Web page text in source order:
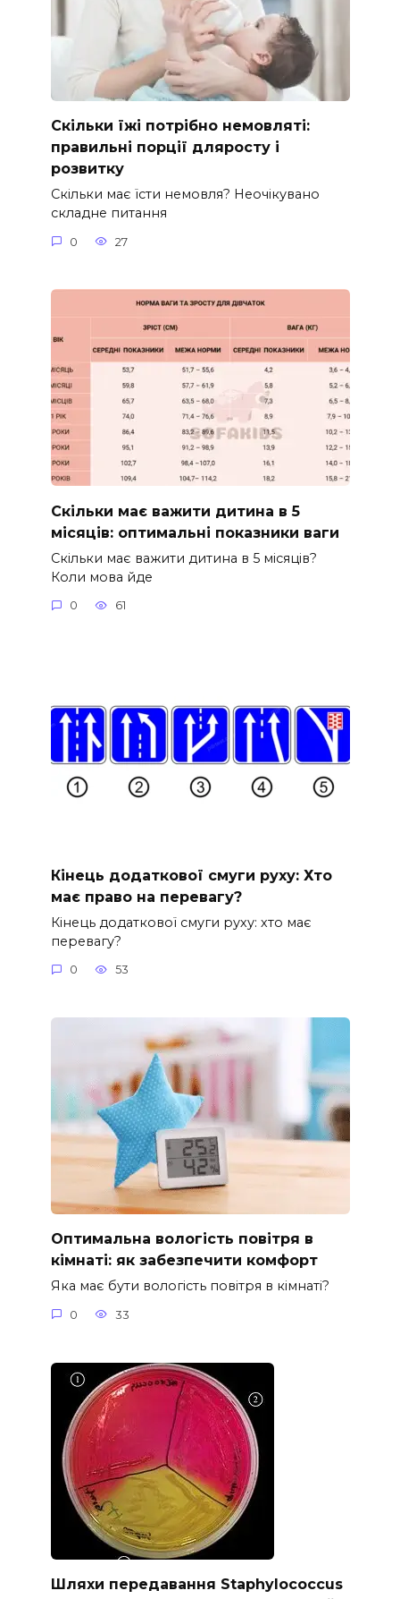
Скільки їжі потрібно немовляті:
правильні порції дляросту і
розвитку
Скільки має їсти немовля? Неочікувано
складне питання
0 27
Скільки має важити дитина в 5
місяців: оптимальні показники ваги
Скільки має важити дитина в 5 місяців?
Коли мова йде
0 61
Кінець додаткової смуги руху: Хто
має право на перевагу?
Кінець додаткової смуги руху: хто має
перевагу?
0 53
Оптимальна вологість повітря в
кімнаті: як забезпечити комфорт
Яка має бути вологість повітря в кімнаті?
0 33
Шляхи передавання Staphylococcus